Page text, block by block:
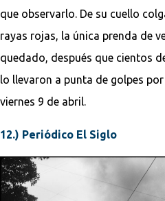
que observarlo. De su cuello
rayas rojas, la única prenda de
quedado, después que cientos
lo llevaron a punta de golpes
viernes 9 de abril.
12.) Periódico El Siglo